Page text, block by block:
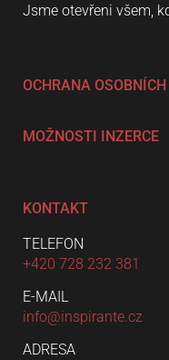
Jsme otevřeni všem,
OCHRANA
MOŽNOSTI INZERCE
KONTAKT
TELEFON
+420 728 232 381
E-MAIL
info@inspirante.cz
ADRESA